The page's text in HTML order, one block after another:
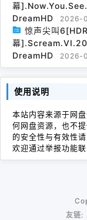
幕
DreamHD
2026-
惊声尖叫
幕
DreamHD
2026-
使用说明
本站内容来源于网
何网盘资源，也不
的安全性与有效性
欢迎通过举报功能
友链: